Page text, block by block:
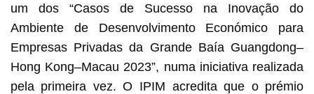
um dos “Casos de Sucesso na Inovação do
Ambiente de Desenvolvimento Económico para
Empresas Privadas da Grande Baía Guangdong–
Hong Kong–Macau 2023”, numa iniciativa realizada
pela primeira vez. O IPIM acredita que o prémio